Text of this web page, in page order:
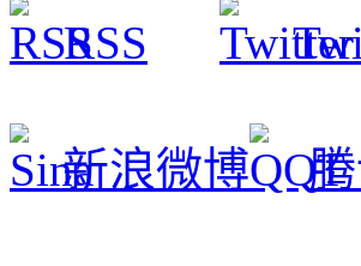
RSS
新浪微博